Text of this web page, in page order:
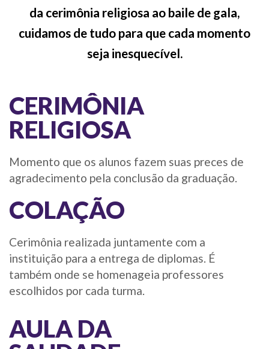
da cerimônia religiosa ao baile de gala,
cuidamos de tudo para que cada momento
seja inesquecível.
CERIMÔNIA
RELIGIOSA
Momento que os alunos fazem suas preces de
agradecimento pela conclusão da graduação.
COLAÇÃO
Cerimônia realizada juntamente com a
instituição para a entrega de diplomas. É
também onde se homenageia professores
escolhidos por cada turma.
AULA DA